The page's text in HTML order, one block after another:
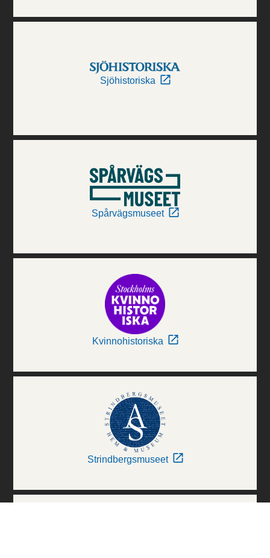
Sjöhistoriska
Spårvägsmuseet
Kvinnohistoriska
Strindbergsmuseet